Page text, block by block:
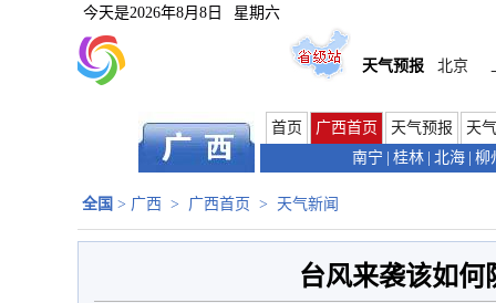
今天是2026年8月8日 星期六
天气预报 北京
首页 广西首页 天气预报
天
南宁
桂林 北海 柳
全国 > 广西 > 广西首页 > 天气新闻
台风来袭该如何